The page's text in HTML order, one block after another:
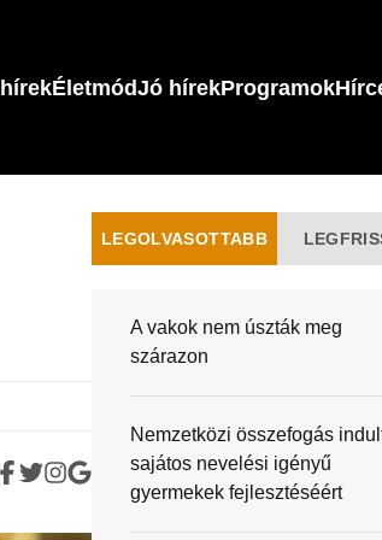
ÉletmódJó hírekProgramok
LEGOLVASOTTABB
A vakok nem úszták meg
szárazon
Nemzetközi összefogás
sajátos nevelési igényű
gyermekek fejlesztéséért